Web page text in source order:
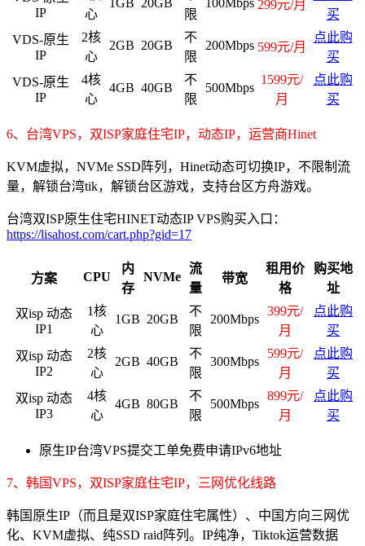
IP
心
限
299元/月
买
VDS-原生
IP
2核
心
2GB 20GB
不
限
200Mbps 599元/月
点此购
买
VDS-原生
IP
4核
心
4GB 40GB
不
限
500Mbps
1599元/
月
点此购
买
6、台湾VPS，双ISP家庭住宅IP，动态IP，运营商Hinet
KVM虚拟，NVMe SSD阵列，Hinet动态可切换IP，不限制流
量，解锁台湾tik，解锁台区游戏，支持台区方舟游戏。
台湾双ISP原生住宅HINET动态IP VPS购买入口：
https://lisahost.com/cart.php?gid=17
方案 CPU
内
存
NVMe
流
量
带宽
租用价
格
购买地
址
双isp 动态
IP1
1核
心
1GB 20GB
不
限
200Mbps
399元/
月
点此购
买
双isp 动态
IP2
2核
心
2GB 40GB
不
限
300Mbps
599元/
月
点此购
买
双isp 动态
IP3
4核
心
4GB 80GB
不
限
500Mbps
899元/
月
点此购
买
原生IP台湾VPS提交工单免费申请IPv6地址
7、韩国VPS，双ISP家庭住宅IP，三网优化线路
韩国原生IP（而且是双ISP家庭住宅属性）、中国方向三网优
化、KVM虚拟、纯SSD raid阵列。IP纯净，Tiktok运营数据